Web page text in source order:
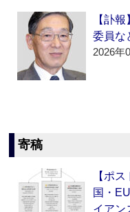
【訃
委員な
2026年
寄稿
【ポ
国・
イア